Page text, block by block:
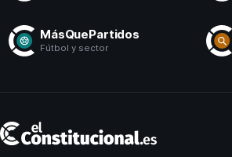
MásQuePartidos
Fútbol y sector
Constitucional